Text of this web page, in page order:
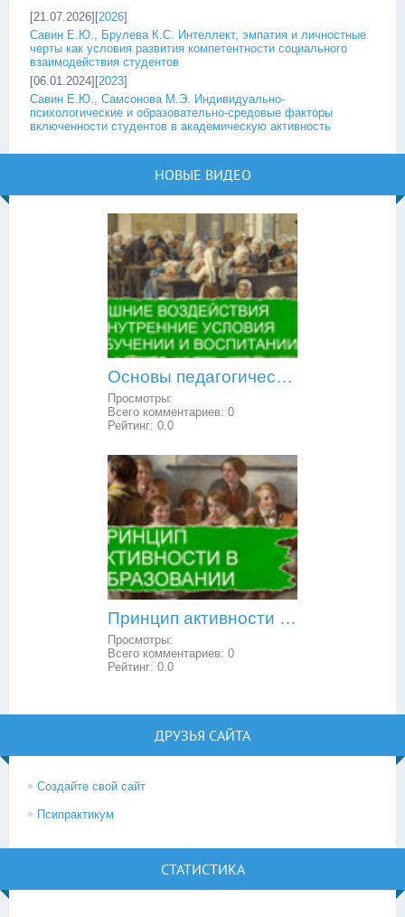
[21.07.2026][2026]
Савин Е.Ю., Брулева К.С. Интеллект, эмпатия и личностные
черты как условия развития компетентности социального
взаимодействия студентов
[06.01.2024][2023]
Савин Е.Ю., Самсонова М.Э. Индивидуально-
психологические и образовательно-средовые факторы
включенности студентов в академическую активность
НОВЫЕ ВИДЕО
Основы педагогической психологии: внешние воздействия и внутренние условия в обучении и воспитании
Просмотры:
Всего комментариев: 0
Рейтинг: 0.0
Принцип активности в образовании
Просмотры:
Всего комментариев: 0
Рейтинг: 0.0
ДРУЗЬЯ САЙТА
Создайте свой сайт
Псипрактикум
СТАТИСТИКА